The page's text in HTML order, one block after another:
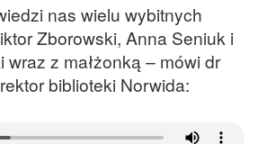
nas wielu wybitnych
Zborowski, Anna Seniuk i
wraz z małżonką – mówi dr
biblioteki Norwida: